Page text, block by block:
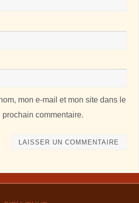
mon e-mail et mon site dans le
commentaire.